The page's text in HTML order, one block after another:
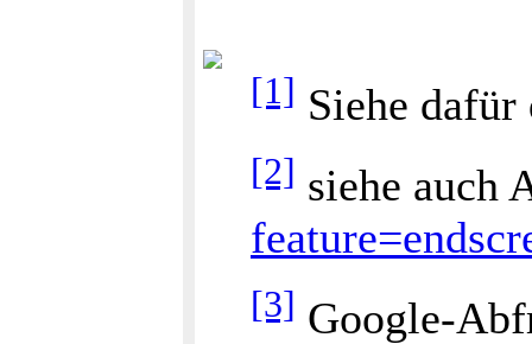
[1] Siehe
[2] siehe auch
[3] Google-